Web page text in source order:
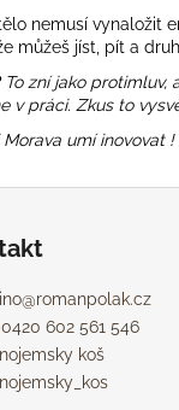
nemusí vynaložit
můžeš jíst, pít a
To zní jako protimluv,
v práci. Zkus to
umí inovovat !
@romanpolak.cz
602 561 546
koš